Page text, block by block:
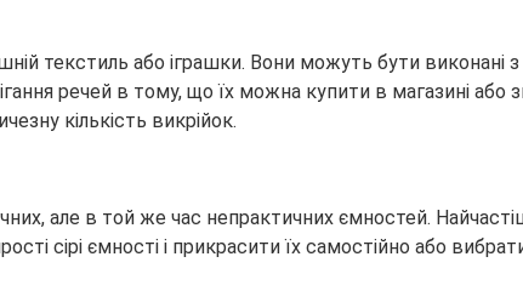
текстиль або іграшки. Вони можуть бути виконані
речей в тому, що їх можна купити в магазині
кількість викрійок.
але в той же час непрактичних ємностей.
сірі ємності і прикрасити їх самостійно або